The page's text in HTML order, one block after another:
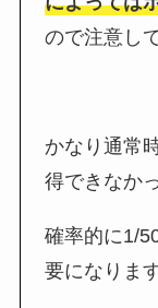
ので注意し
かなり通常
得できなか
確率的に1/
要になりま